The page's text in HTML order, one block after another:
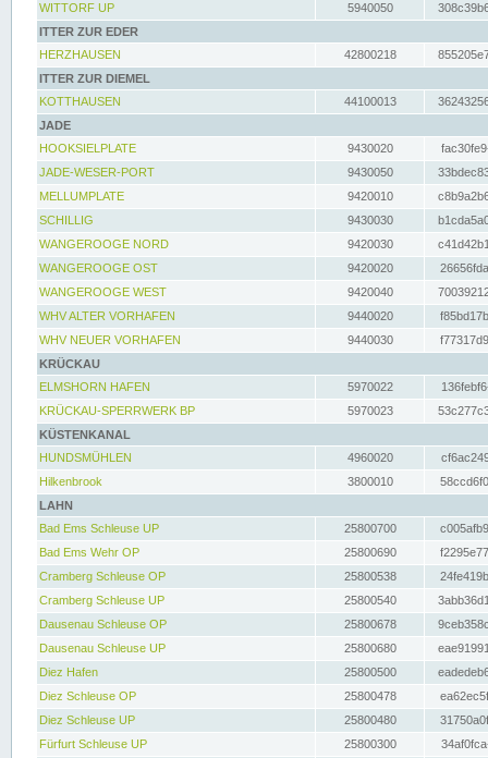
WITTORF UP
5940050
ITTER ZUR EDER
HERZHAUSEN
42800218
ITTER ZUR DIEMEL
KOTTHAUSEN
44100013
JADE
HOOKSIELPLATE
9430020
JADE-WESER-PORT
9430050
MELLUMPLATE
9420010
SCHILLIG
9430030
WANGEROOGE NORD
9420030
WANGEROOGE OST
9420020
WANGEROOGE WEST
9420040
WHV ALTER VORHAFEN
9440020
WHV NEUER VORHAFEN
9440030
KRÜCKAU
ELMSHORN HAFEN
5970022
KRÜCKAU-SPERRWERK BP
5970023
KÜSTENKANAL
HUNDSMÜHLEN
4960020
Hilkenbrook
3800010
LAHN
Bad Ems Schleuse UP
25800700
Bad Ems Wehr OP
25800690
Cramberg Schleuse OP
25800538
Cramberg Schleuse UP
25800540
Dausenau Schleuse OP
25800678
Dausenau Schleuse UP
25800680
Diez Hafen
25800500
Diez Schleuse OP
25800478
Diez Schleuse UP
25800480
Fürfurt Schleuse UP
25800300